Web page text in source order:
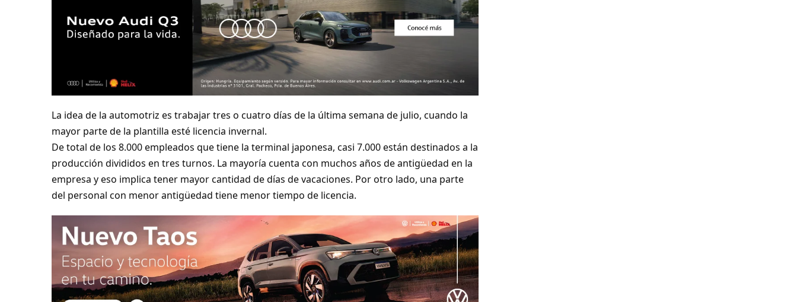
La idea de la automotriz es trabajar tres o cuatro días de la última semana de julio, cuando la
mayor parte de la plantilla esté licencia invernal.
De total de los 8.000 empleados que tiene la terminal japonesa, casi 7.000 están destinados a la
producción divididos en tres turnos. La mayoría cuenta con muchos años de antigüedad en la
empresa y eso implica tener mayor cantidad de días de vacaciones. Por otro lado, una parte
del personal con menor antigüedad tiene menor tiempo de licencia.